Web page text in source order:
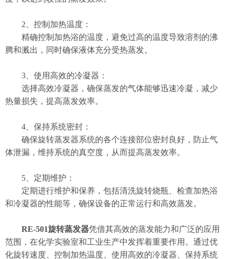
2、控制加热温度：
精确控制加热浴的温度，避免过高的温度导致溶剂的沸
腾和溅出，同时确保液体充分受热蒸发。
3、使用高效的冷凝器：
选择高效冷凝器，确保蒸发的气体能够迅速冷凝，减少
热量损失，提高蒸发效率。
4、保持系统密封：
确保旋转蒸发器系统的各个连接部位密封良好，防止气
体泄漏，维持系统的真空度，从而提高蒸发效率。
5、定期维护：
定期进行维护和保养，包括清洗旋转烧瓶、检查加热浴
和冷凝器的性能等，确保设备的正常运行和高效蒸发。
RE-501旋转蒸发器凭借其高效的蒸发能力和广泛的应用
范围，在化学实验室和工业生产中发挥着重要作用。通过优
化旋转速度、控制加热温度、使用高效的冷凝器、保持系统